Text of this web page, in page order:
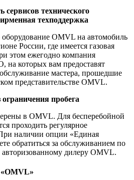
сервисов технического
техподдержка
оборудование OMVL на автомобиль
России, где имеется газовая
этом ежегодно компания
на которых вам предоставят
мастера, прошедшие
представительстве OMVL.
ограничения пробега
в OMVL. Для бесперебойной
проходить регулярное
наличии опции «Единая
обратиться за обслуживанием по
дилеру OMVL.